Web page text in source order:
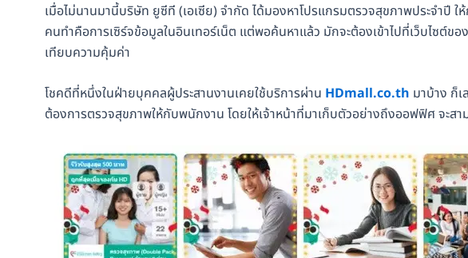
เมื่อไม่นานมานี้บริษัท ยูซีที (เอเซีย) จำกัด ได้มองหาโปรแกรมตรวจสุขภาพประจำปี
คนทำคือการเซิร์จข้อมูลในอินเทอร์เน็ต แต่พอค้นหาแล้ว มักจะต้องเข้าไปที่เว็บไซต์ขอ
เทียบความคุ้มค่า
โชคดีที่หนึ่งในฝ่ายบุคคลผู้ประสานงานเคยใช้บริการผ่าน HDmall.co.th มาบ้าง ก็
ต้องการตรวจสุขภาพให้กับพนักงาน โดยให้เจ้าหน้าที่มาเก็บตัวอย่างถึงออฟฟิศ จะสา